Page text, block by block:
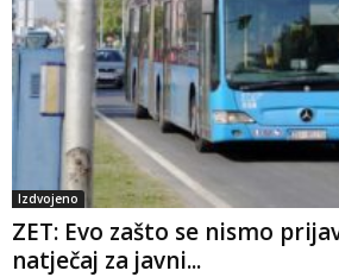
Izdvojeno
ZET: Evo zašto se nismo
natječaj za javni...